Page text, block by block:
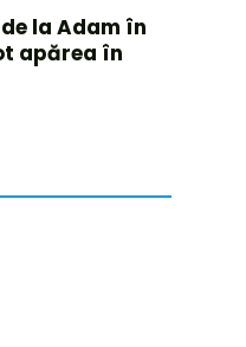
la Adam în
apărea în